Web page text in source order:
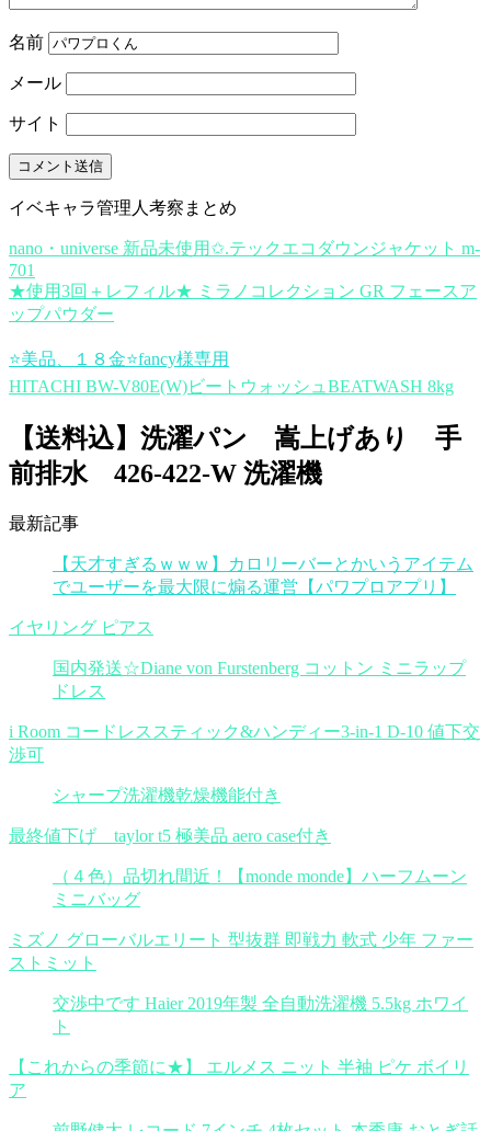
名前
メール
サイト
イベキャラ管理人考察まとめ
nano・universe 新品未使用✩.テックエコダウンジャケット m-
701
★使用3回＋レフィル★ ミラノコレクション GR フェースア
ップパウダー
⭐️美品、１８金⭐️fancy様専用
HITACHI BW-V80E(W)ビートウォッシュBEATWASH 8kg
【送料込】洗濯パン 嵩上げあり 手
前排水 426-422-W 洗濯機
最新記事
【天才すぎるｗｗｗ】カロリーバーとかいうアイテム
でユーザーを最大限に煽る運営【パワプロアプリ】
イヤリング ピアス
国内発送☆Diane von Furstenberg コットン ミニラップ
ドレス
i Room コードレススティック&ハンディー3-in-1 D-10 値下交
渉可
シャープ洗濯機乾燥機能付き
最終値下げ taylor t5 極美品 aero case付き
（４色）品切れ間近！【monde monde】ハーフムーン
ミニバッグ
ミズノ グローバルエリート 型抜群 即戦力 軟式 少年 ファー
ストミット
交渉中です Haier 2019年製 全自動洗濯機 5.5kg ホワイ
ト
【これからの季節に★】 エルメス ニット 半袖 ピケ ボイリ
ア